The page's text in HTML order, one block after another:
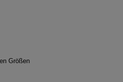
Größen